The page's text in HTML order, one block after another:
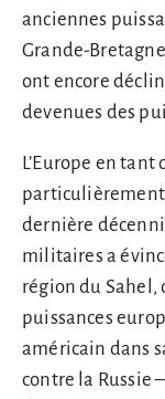
anciennes
Grande-
ont encore
devenues des
L’Europe en
particulièrement
dernière
militaires a
région du Sahel,
puissances
américain dans
contre la Russie